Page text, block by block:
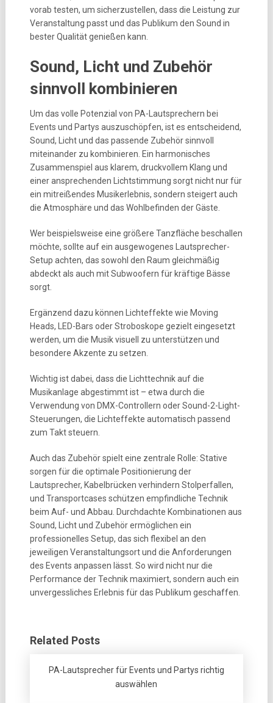
vorab testen, um sicherzustellen, dass die Leistung zur
Veranstaltung passt und das Publikum den Sound in
bester Qualität genießen kann.
Sound, Licht und Zubehör
sinnvoll kombinieren
Um das volle Potenzial von PA-Lautsprechern bei
Events und Partys auszuschöpfen, ist es entscheidend,
Sound, Licht und das passende Zubehör sinnvoll
miteinander zu kombinieren. Ein harmonisches
Zusammenspiel aus klarem, druckvollem Klang und
einer ansprechenden Lichtstimmung sorgt nicht nur für
ein mitreißendes Musikerlebnis, sondern steigert auch
die Atmosphäre und das Wohlbefinden der Gäste.
Wer beispielsweise eine größere Tanzfläche beschallen
möchte, sollte auf ein ausgewogenes Lautsprecher-
Setup achten, das sowohl den Raum gleichmäßig
abdeckt als auch mit Subwoofern für kräftige Bässe
sorgt.
Ergänzend dazu können Lichteffekte wie Moving
Heads, LED-Bars oder Stroboskope gezielt eingesetzt
werden, um die Musik visuell zu unterstützen und
besondere Akzente zu setzen.
Wichtig ist dabei, dass die Lichttechnik auf die
Musikanlage abgestimmt ist – etwa durch die
Verwendung von DMX-Controllern oder Sound-2-Light-
Steuerungen, die Lichteffekte automatisch passend
zum Takt steuern.
Auch das Zubehör spielt eine zentrale Rolle: Stative
sorgen für die optimale Positionierung der
Lautsprecher, Kabelbrücken verhindern Stolperfallen,
und Transportcases schützen empfindliche Technik
beim Auf- und Abbau. Durchdachte Kombinationen aus
Sound, Licht und Zubehör ermöglichen ein
professionelles Setup, das sich flexibel an den
jeweiligen Veranstaltungsort und die Anforderungen
des Events anpassen lässt. So wird nicht nur die
Performance der Technik maximiert, sondern auch ein
unvergessliches Erlebnis für das Publikum geschaffen.
Related Posts
PA-Lautsprecher für Events und Partys richtig
auswählen